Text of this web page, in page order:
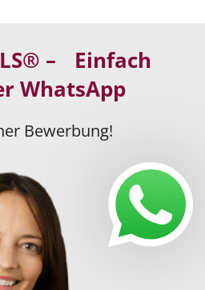
– Einfach
WhatsApp
Bewerbung!